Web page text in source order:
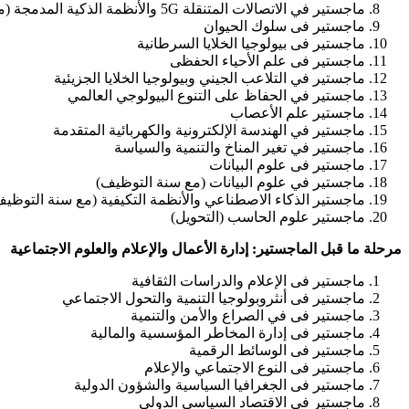
ماجستير في الاتصالات المتنقلة 5G والأنظمة الذكية المدمجة (مع سنة توظيف)
ماجستير فى سلوك الحيوان
ماجستير فى بيولوجيا الخلايا السرطانية
ماجستير فى علم الأحياء الحفظى
ماجستير في التلاعب الجيني وبيولوجيا الخلايا الجزيئية
ماجستير في الحفاظ على التنوع البيولوجي العالمي
ماجستير علم الأعصاب
ماجستير في الهندسة الإلكترونية والكهربائية المتقدمة
ماجستير في تغير المناخ والتنمية والسياسة
ماجستير فى علوم البيانات
ماجستير في علوم البيانات (مع سنة التوظيف)
ماجستير الذكاء الاصطناعي والأنظمة التكيفية (مع سنة
ماجستير علوم الحاسب (التحويل)
مرحلة ما قبل الماجستير: إدارة الأعمال والإعلام والعلوم الاجتماعية
ماجستير فى الإعلام والدراسات الثقافية
ماجستير فى أنثروبولوجيا التنمية والتحول الاجتماعي
ماجستير فى في الصراع والأمن والتنمية
ماجستير فى إدارة المخاطر المؤسسية والمالية
ماجستير فى الوسائط الرقمية
ماجستير فى النوع الاجتماعي والإعلام
ماجستير فى الجغرافيا السياسية والشؤون الدولية
ماجستير في الاقتصاد السياسي الدولي